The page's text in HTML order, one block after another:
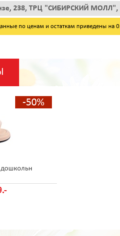
238, ТРЦ "СИБИРСКИЙ МОЛЛ",
по ценам и остаткам приведены на
-50%
дошкольн